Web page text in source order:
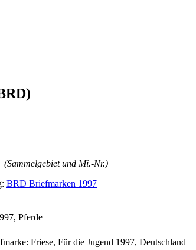
(Sammelgebiet und Mi.-Nr.)
BRD Briefmarken 1997
Pferde
Friese, Für die Jugend 1997, Deutschland